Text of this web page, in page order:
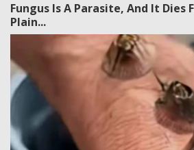
Fungus Is A Parasite, And It Dies
Plain...